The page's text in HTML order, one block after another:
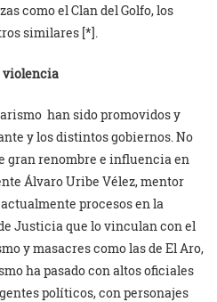
como el Clan del Golfo, los
similares [*].
violencia
han sido promovidos y
y los distintos gobiernos. No
gran renombre e influencia en
Álvaro Uribe Vélez, mentor
procesos en la
Justicia que lo vinculan con el
y masacres como las de El Aro,
ha pasado con altos oficiales
políticos, con personajes